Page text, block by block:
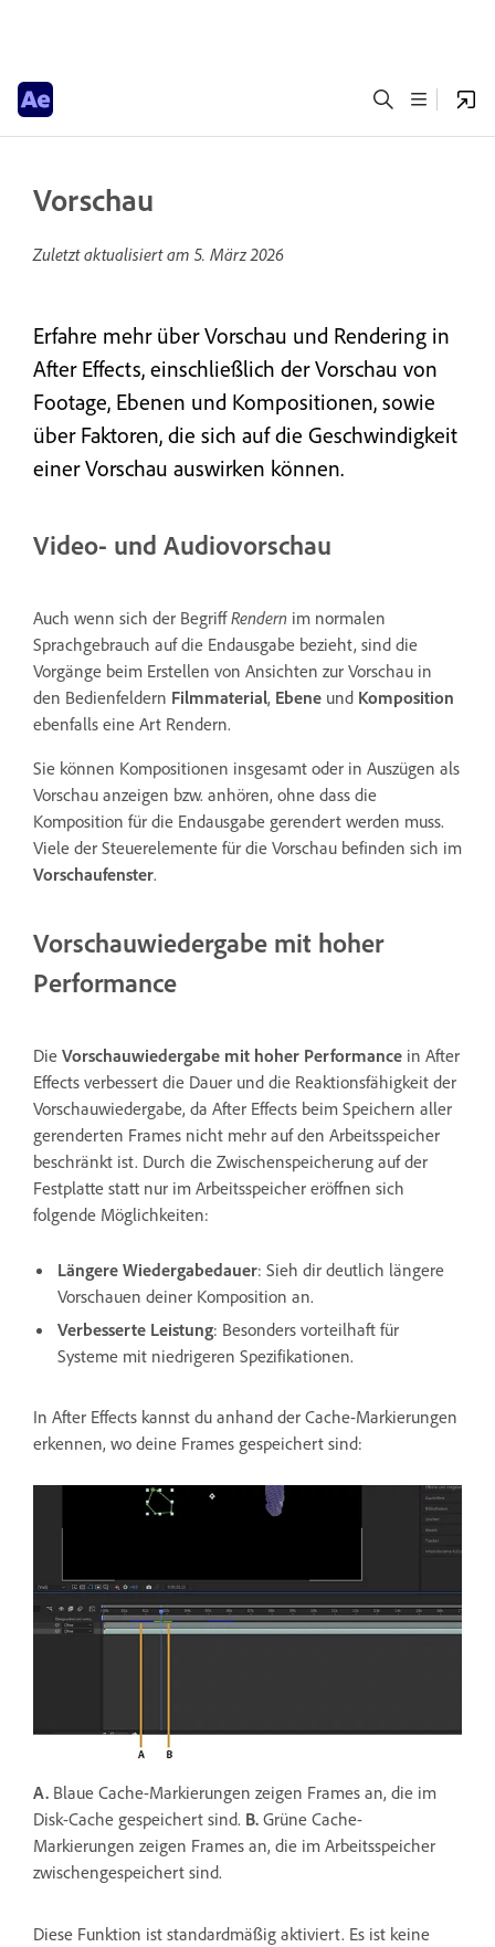
Vorschau
Zuletzt aktualisiert am 5. März 2026
Erfahre mehr über Vorschau und Rendering in
After Effects, einschließlich der Vorschau von
Footage, Ebenen und Kompositionen, sowie
über Faktoren, die sich auf die Geschwindigkeit
einer Vorschau auswirken können.
Video- und Audiovorschau
Auch wenn sich der BegriffRendern im normalen
Sprachgebrauch auf die Endausgabe bezieht, sind die
Vorgänge beim Erstellen von Ansichten zur Vorschau in
den Bedienfeldern Filmmaterial, Ebene und Komposition
ebenfalls eine Art Rendern.
Sie können Kompositionen insgesamt oder in Auszügen als
Vorschau anzeigen bzw. anhören, ohne dass die
Komposition für die Endausgabe gerendert werden muss.
Viele der Steuerelemente für die Vorschau befinden sich im
Vorschaufenster.
Vorschauwiedergabe mit hoher
Performance
Die Vorschauwiedergabe mit hoher Performance in After
Effects verbessert die Dauer und die Reaktionsfähigkeit der
Vorschauwiedergabe, da After Effects beim Speichern aller
gerenderten Frames nicht mehr auf den Arbeitsspeicher
beschränkt ist. Durch die Zwischenspeicherung auf der
Festplatte statt nur im Arbeitsspeicher eröffnen sich
folgende Möglichkeiten:
Längere Wiedergabedauer: Sieh dir deutlich längere
Vorschauen deiner Komposition an.
Verbesserte Leistung: Besonders vorteilhaft für
Systeme mit niedrigeren Spezifikationen.
In After Effects kannst du anhand der Cache-Markierungen
erkennen, wo deine Frames gespeichert sind:
A. Blaue Cache-Markierungen zeigen Frames an, die im
Disk-Cache gespeichert sind. B. Grüne Cache-
Markierungen zeigen Frames an, die im Arbeitsspeicher
zwischengespeichert sind.
Diese Funktion ist standardmäßig aktiviert. Es ist keine